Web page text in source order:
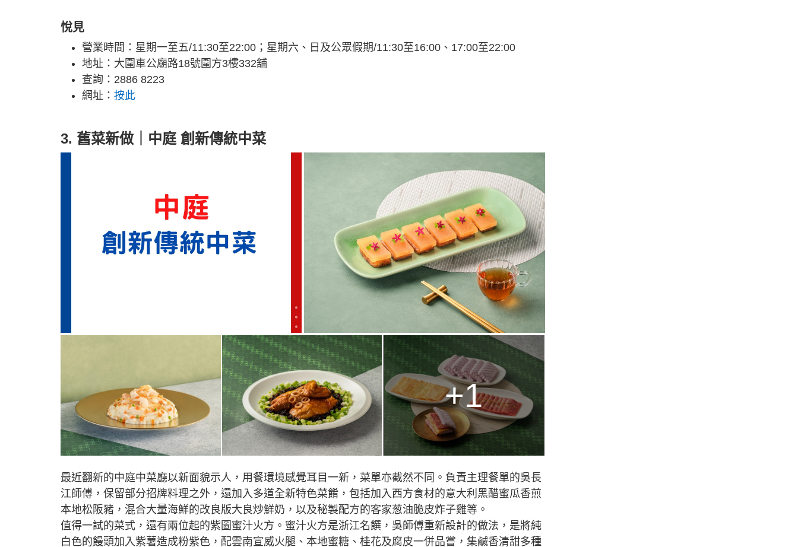
悅見
營業時間：星期一至五/11:30至22:00；星期六、日及公眾假期/11:30至16:00、17:00至22:00
地址：大圍車公廟路18號圍方3樓332舖
查詢：2886 8223
網址： 按此
3. 舊菜新做｜中庭 創新傳統中菜
+1
最近翻新的中庭中菜廳以新面貌示人，用餐環境感覺耳目一新，菜單亦截然不同。負責主理餐單的吳長
江師傅，保留部分招牌料理之外，還加入多道全新特色菜餚，包括加入西方食材的意大利黑醋蜜瓜香煎
本地松阪豬，混合大量海鮮的改良版大良炒鮮奶，以及秘製配方的客家葱油脆皮炸子雞等。
值得一試的菜式，還有兩位起的紫圖蜜汁火方。蜜汁火方是浙江名饌，吳師傅重新設計的做法，是將純
白色的饅頭加入紫薯造成粉紫色，配雲南宣威火腿、本地蜜糖、桂花及腐皮一併品嘗，集鹹香清甜多種